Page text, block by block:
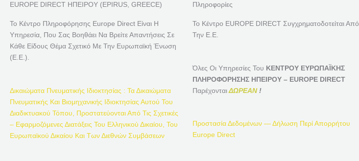
EUROPE DIRECT ΗΠΕΙΡΟΥ (EPIRUS, GREECE)
Το Κέντρο Πληροφόρησης Europe Direct Είναι Η
Υπηρεσία, Που Σας Βοηθάει Να Βρείτε Απαντήσεις Σε
Κάθε Είδους Θέμα Σχετικό Με Την Ευρωπαϊκή Ένωση
(Ε.Ε.).
Δικαιώματα Πνευματικής Ιδιοκτησίας : Τα Δικαιώματα
Πνευματικής Και Βιομηχανικής Ιδιοκτησίας Αυτού Του
Διαδικτυακού Τόπου, Προστατεύονται Από Τις Σχετικές
– Εφαρμοζόμενες Διατάξεις Του Ελληνικού Δικαίου, Του
Ευρωπαϊκού Δικαίου Και Των Διεθνών Συμβάσεων
Πληροφορίες
Το Κέντρο EUROPE DIRECT Συγχρηματοδοτείται Από
Την Ε.Ε.
Όλες Οι Υπηρεσίες Του ΚΕΝΤΡΟΥ ΕΥΡΩΠΑΪΚΗΣ
ΠΛΗΡΟΦΟΡΗΣΗΣ ΗΠΕΙΡΟΥ – EUROPE DIRECT
Παρέχονται ΔΩΡΕΑΝ!
Προστασία Δεδομένων — Δήλωση Περί Απορρήτου
Europe Direct